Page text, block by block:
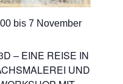
– EINE REISE IN
UND
bis7 November